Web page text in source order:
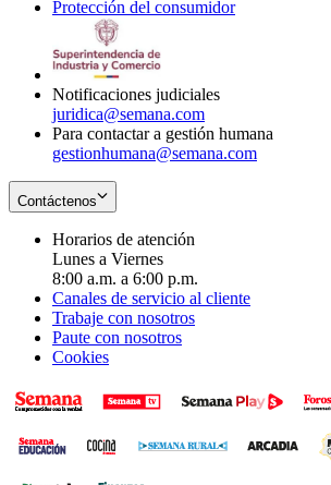
window
newin
Protección del consumidorOpens
Notificaciones judiciales
juridica@semana.com
Para contactar a gestión humana
gestionhumana@semana.com
Contáctenos
Horarios de atención
Lunes a Viernes
8:00 a.m. a 6:00 p.m.
Canales de servicio al cliente
Trabaje con nosotros
Paute con nosotros
Cookies